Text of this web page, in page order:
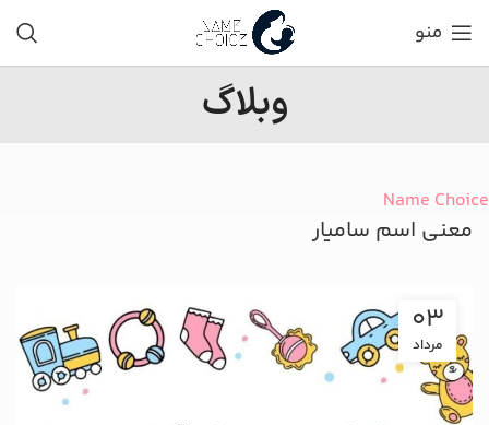
منو
وبلاگ
Name Choice
معنی اسم سامیار
03
مرداد